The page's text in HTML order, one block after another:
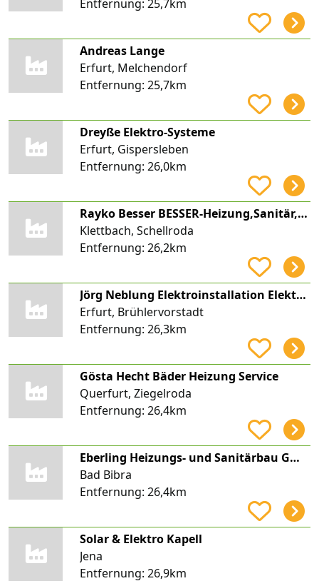
Entfernung: 25,7km
Andreas Lange
Erfurt, Melchendorf
Entfernung: 25,7km
Dreyße Elektro-Systeme
Erfurt, Gispersleben
Entfernung: 26,0km
Rayko Besser BESSER-Heizung,Sanitär,Klima,Solar
Klettbach, Schellroda
Entfernung: 26,2km
Jörg Neblung Elektroinstallation Elektro Lips
Erfurt, Brühlervorstadt
Entfernung: 26,3km
Gösta Hecht Bäder Heizung Service
Querfurt, Ziegelroda
Entfernung: 26,4km
Eberling Heizungs- und Sanitärbau GmbH
Bad Bibra
Entfernung: 26,4km
Solar & Elektro Kapell
Jena
Entfernung: 26,9km